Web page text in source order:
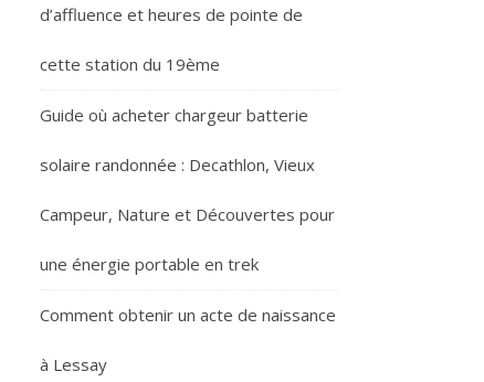
d’affluence et heures de pointe de
cette station du 19ème
Guide où acheter chargeur batterie
solaire randonnée : Decathlon, Vieux
Campeur, Nature et Découvertes pour
une énergie portable en trek
Comment obtenir un acte de naissance
à Lessay